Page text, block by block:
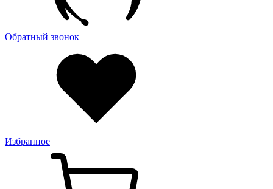
Обратный звонок
Избранное